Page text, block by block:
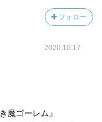
フォロー
2020.10.17
魔ゴーレム』